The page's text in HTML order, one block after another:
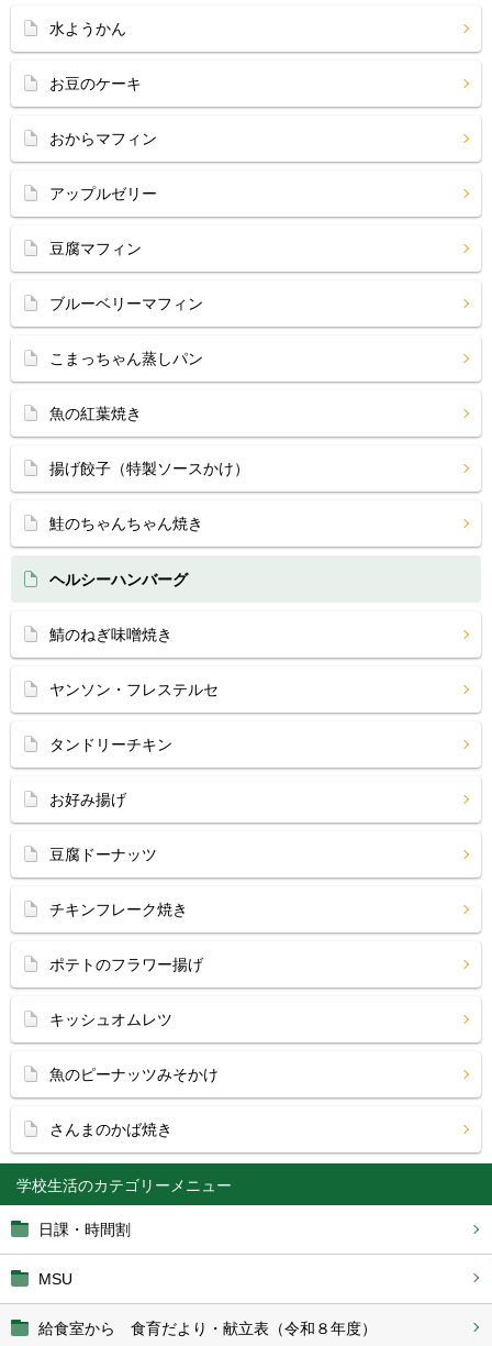
学校生活
日課・時間割
MSU
給食室から 食育だより・献立表（令和８年度）
水ようかん
お豆のケーキ
おからマフィン
アップルゼリー
豆腐マフィン
ブルーベリーマフィン
こまっちゃん蒸しパン
魚の紅葉焼き
揚げ餃子（特製ソースかけ）
鮭のちゃんちゃん焼き
ヘルシーハンバーグ
鯖のねぎ味噌焼き
ヤンソン・フレステルセ
タンドリーチキン
お好み揚げ
豆腐ドーナッツ
チキンフレーク焼き
ポテトのフラワー揚げ
キッシュオムレツ
魚のピーナッツみそかけ
さんまのかば焼き